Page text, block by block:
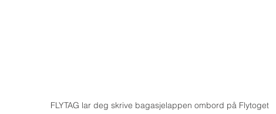
FLYTAG lar deg skrive bagasjelappen ombord på Flytoget